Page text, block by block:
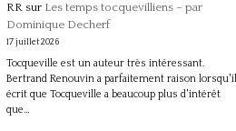
RRsur Les temps tocquevilliens – par
Dominique Decherf
17 juillet 2026
Tocqueville est un auteur très intéressant.
Bertrand Renouvin a parfaitement raison lorsqu'il
écrit que Tocqueville a beaucoup plus d'intérêt
que…